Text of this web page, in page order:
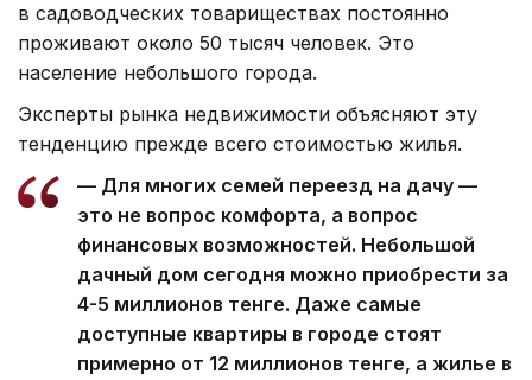
в садоводческих товариществах постоянно
проживают около 50 тысяч человек. Это
население небольшого города.
Эксперты рынка недвижимости объясняют эту
тенденцию прежде всего стоимостью жилья.
— Для многих семей переезд на дачу —
это не вопрос комфорта, а вопрос
финансовых возможностей. Небольшой
дачный дом сегодня можно приобрести за
4-5 миллионов тенге. Даже самые
доступные квартиры в городе стоят
примерно от 12 миллионов тенге, а жилье в